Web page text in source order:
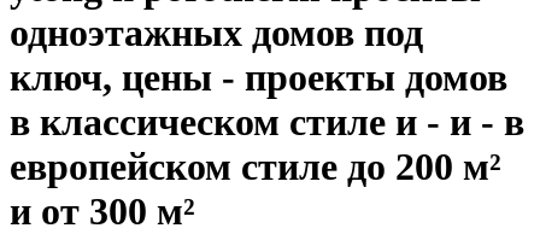
одноэтажных домов под
ключ, цены - проекты домов
в классическом стиле и - и - в
европейском стиле до 200 м²
и от 300 м²